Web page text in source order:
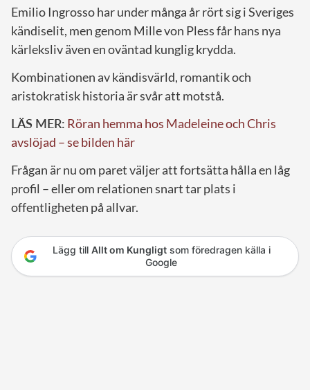
Emilio Ingrosso har under många år rört sig i Sveriges
kändiselit, men genom Mille von Pless får hans nya
kärleksliv även en oväntad kunglig krydda.
Kombinationen av kändisvärld, romantik och
aristokratisk historia är svår att motstå.
LÄS MER: Röran hemma hos Madeleine och Chris
avslöjad – se bilden här
Frågan är nu om paret väljer att fortsätta hålla en låg
profil – eller om relationen snart tar plats i
offentligheten på allvar.
Lägg till Allt om Kungligtsom föredragen källa i
Google